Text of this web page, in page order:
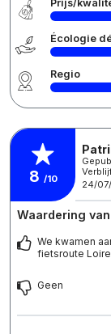
Prijs/
Écologie
Regio
8 /10
24/
Waardering
We kwamen
fietsroute
Geen